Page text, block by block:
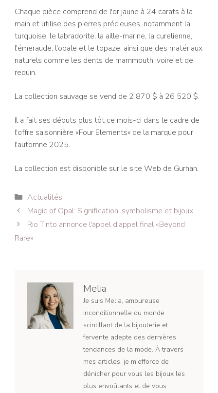
Chaque pièce comprend de l'or jaune à 24 carats à la
main et utilise des pierres précieuses, notamment la
turquoise, le labradorite, la aille-marine, la curelienne,
l'émeraude, l'opale et le topaze, ainsi que des matériaux
naturels comme les dents de mammouth ivoire et de
requin.
La collection sauvage se vend de 2 870 $ à 26 520 $.
Il a fait ses débuts plus tôt ce mois-ci dans le cadre de
l'offre saisonnière «Four Elements» de la marque pour
l'automne 2025.
La collection est disponible sur le site Web de Gurhan.
Catégories
Actualités
Navigation
des
articles
Magic of Opal: Signification, symbolisme et bijoux
Rio Tinto annonce l'appel d'appel final «Beyond
Rare»
Melia
Je suis Melia, amoureuse
inconditionnelle du monde
scintillant de la bijouterie et
fervente adepte des dernières
tendances de la mode. À travers
mes articles, je m'efforce de
dénicher pour vous les bijoux les
plus envoûtants et de vous